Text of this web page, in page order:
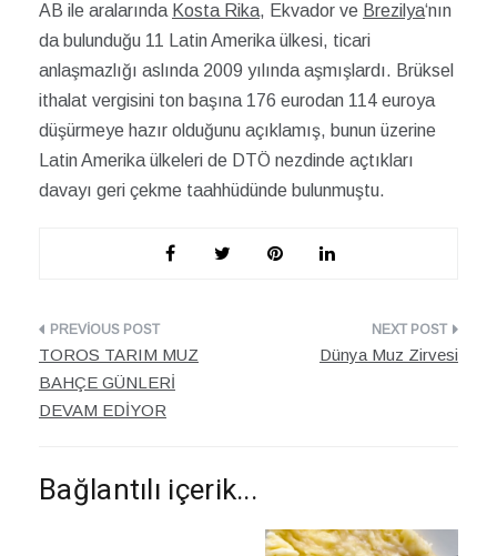
AB ile aralarında Kosta Rika, Ekvador ve Brezilya‘nın
da bulunduğu 11 Latin Amerika ülkesi, ticari
anlaşmazlığı aslında 2009 yılında aşmışlardı. Brüksel
ithalat vergisini ton başına 176 eurodan 114 euroya
düşürmeye hazır olduğunu açıklamış, bunun üzerine
Latin Amerika ülkeleri de DTÖ nezdinde açtıkları
davayı geri çekme taahhüdünde bulunmuştu.
Yazı
dolaşımı
TOROS TARIM MUZ
BAHÇE GÜNLERİ
DEVAM EDİYOR
Dünya Muz Zirvesi
Bağlantılı içerik...